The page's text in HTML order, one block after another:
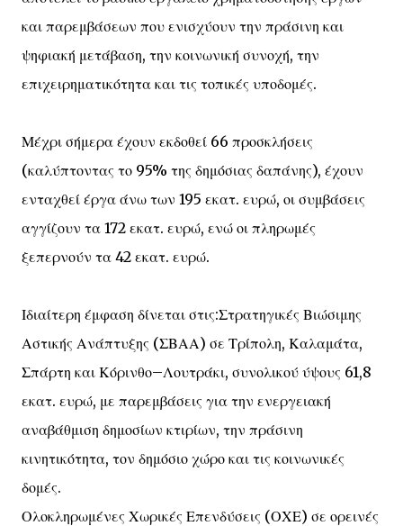
και παρεμβάσεων που ενισχύουν την πράσινη και
ψηφιακή μετάβαση, την κοινωνική συνοχή, την
επιχειρηματικότητα και τις τοπικές υποδομές.
Μέχρι σήμερα έχουν εκδοθεί 66 προσκλήσεις
(καλύπτοντας το 95% της δημόσιας δαπάνης), έχουν
ενταχθεί έργα άνω των 195 εκατ. ευρώ, οι συμβάσεις
αγγίζουν τα 172 εκατ. ευρώ, ενώ οι πληρωμές
ξεπερνούν τα 42 εκατ. ευρώ.
Ιδιαίτερη έμφαση δίνεται στις:Στρατηγικές Βιώσιμης
Αστικής Ανάπτυξης (ΣΒΑΑ) σε Τρίπολη, Καλαμάτα,
Σπάρτη και Κόρινθο–Λουτράκι, συνολικού ύψους 61,8
εκατ. ευρώ, με παρεμβάσεις για την ενεργειακή
αναβάθμιση δημοσίων κτιρίων, την πράσινη
κινητικότητα, τον δημόσιο χώρο και τις κοινωνικές
δομές.
Ολοκληρωμένες Χωρικές Επενδύσεις (ΟΧΕ) σε ορεινές